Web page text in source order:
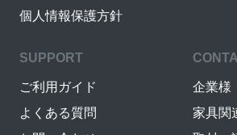
個人情報保護方針
SUPPORT
ご利用ガイド
よくある質問
企業様
家具関